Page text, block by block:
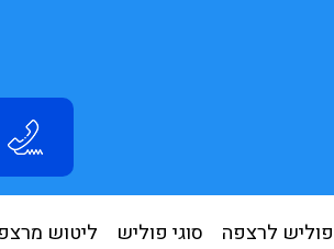
פוליש לרצפה סוגי פוליש ליטוש